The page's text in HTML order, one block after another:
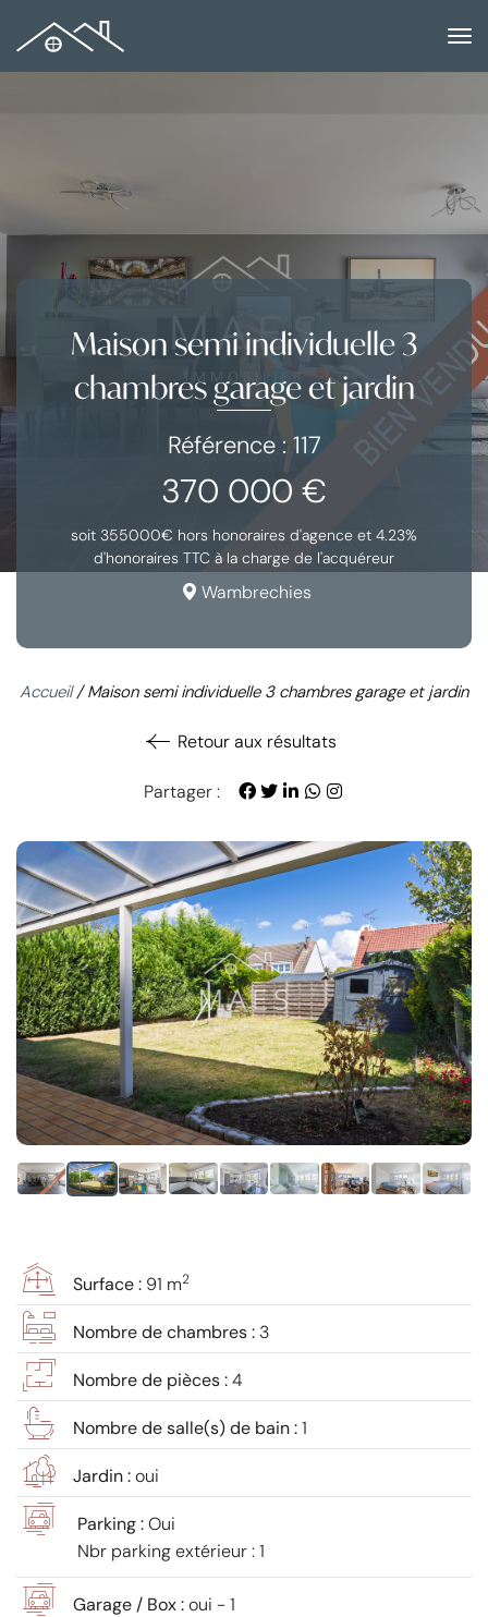
Maison semi individuelle 3
chambres garage et jardin
Référence : 117
370 000 €
soit 355000€ hors honoraires d'agence et 4.23%
d'honoraires TTC à la charge de l'acquéreur
Wambrechies
Accueil/Maison semi individuelle 3 chambres garage et jardin
Retour aux résultats
Partager :
Surface : 91 m2
Nombre de chambres : 3
Nombre de pièces :4
Nombre de salle(s) de bain :1
Jardin :oui
Parking :Oui
Nbr parking extérieur : 1
Garage / Box :oui - 1